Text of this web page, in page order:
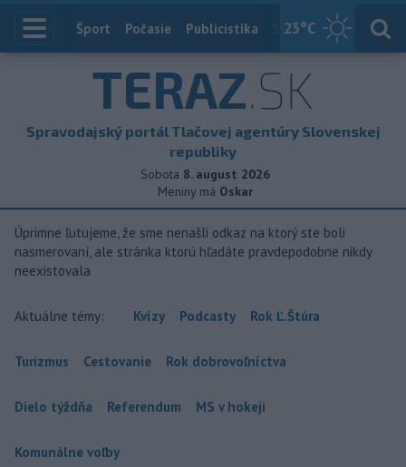
23°C
Index
Šport Počasie Publicistika Slovensko
TERAZ.SK
Spravodajský portál Tlačovej agentúry Slovenskej
republiky
Sobota 8. august 2026
Meniny má Oskar
Úprimne ľutujeme, že sme nenašli odkaz na ktorý ste boli
nasmerovaní, ale stránka ktorú hľadáte pravdepodobne nikdy
neexistovala
Aktuálne témy: Kvízy Podcasty Rok Ľ.Štúra
Turizmus Cestovanie Rok dobrovoľníctva
Dielo týždňa Referendum MS v hokeji
Komunálne voľby